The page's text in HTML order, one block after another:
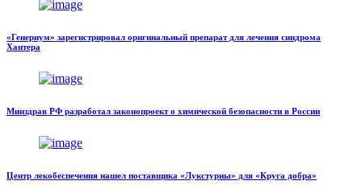
«Генериум» зарегистрировал оригинальный препарат для лечения синдрома
Хантера
Минздрав РФ разработал законопроект о химической безопасности в России
Центр лекобеспечения нашел поставщика «Лукстурны» для «Круга добра»